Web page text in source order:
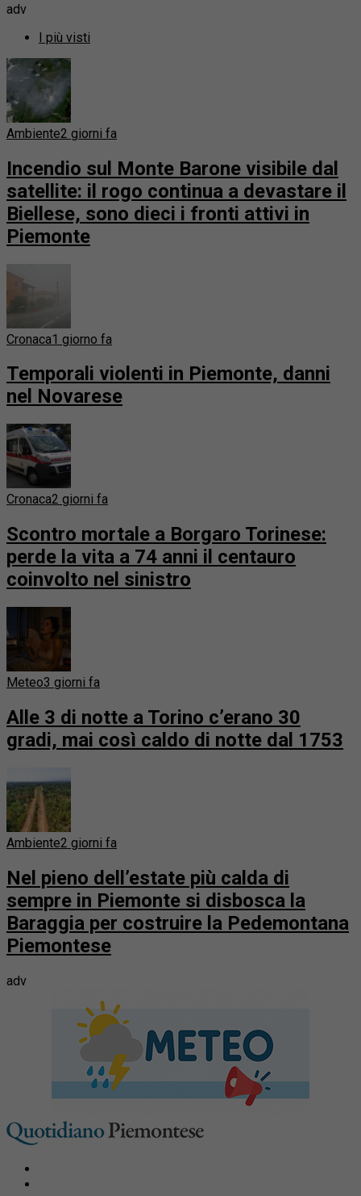
adv
I più visti
Ambiente2 giorni fa
Incendio sul Monte Barone visibile dal
satellite: il rogo continua a devastare il
Biellese, sono dieci i fronti attivi in
Piemonte
Cronaca1 giorno fa
Temporali violenti in Piemonte, danni
nel Novarese
Cronaca2 giorni fa
Scontro mortale a Borgaro Torinese:
perde la vita a 74 anni il centauro
coinvolto nel sinistro
Meteo3 giorni fa
Alle 3 di notte a Torino c’erano 30
gradi, mai così caldo di notte dal 1753
Ambiente2 giorni fa
Nel pieno dell’estate più calda di
sempre in Piemonte si disbosca la
Baraggia per costruire la Pedemontana
Piemontese
adv